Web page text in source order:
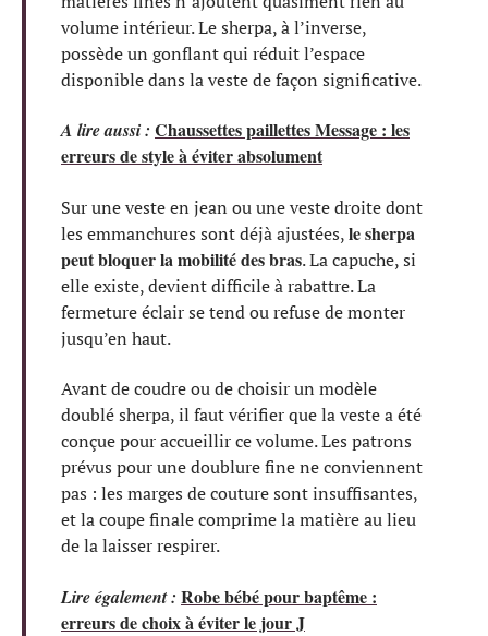
volume intérieur. Le sherpa, à l’inverse,
possède un gonflant qui réduit l’espace
disponible dans la veste de façon significative.
A lire aussi : Chaussettes paillettes Message : les
erreurs de style à éviter absolument
Sur une veste en jean ou une veste droite dont
les emmanchures sont déjà ajustées,le sherpa
peut bloquer la mobilité des bras. La capuche, si
elle existe, devient difficile à rabattre. La
fermeture éclair se tend ou refuse de monter
jusqu’en haut.
Avant de coudre ou de choisir un modèle
doublé sherpa, il faut vérifier que la veste a été
conçue pour accueillir ce volume. Les patrons
prévus pour une doublure fine ne conviennent
pas : les marges de couture sont insuffisantes,
et la coupe finale comprime la matière au lieu
de la laisser respirer.
Lire également : Robe bébé pour baptême :
erreurs de choix à éviter le jour J